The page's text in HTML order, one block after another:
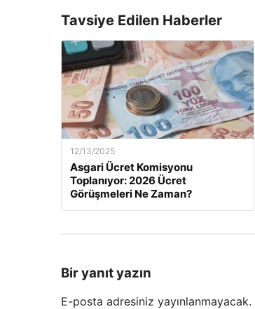
Tavsiye Edilen Haberler
12/13/2025
Asgari Ücret Komisyonu
Toplanıyor: 2026 Ücret
Görüşmeleri Ne Zaman?
Bir yanıt yazın
E-posta adresiniz yayınlanmayacak.